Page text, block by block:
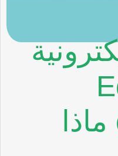
commerce ماذا